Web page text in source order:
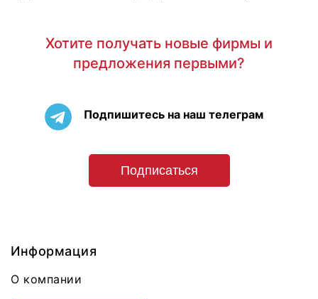
Хотите получать новые фирмы и
предложения первыми?
Подпишитесь на наш телеграм
Подписаться
Информация
О компании